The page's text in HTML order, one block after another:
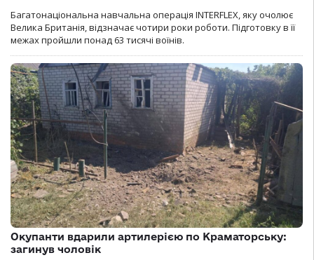
Багатонаціональна навчальна операція INTERFLEX, яку очолює
Велика Британія, відзначає чотири роки роботи. Підготовку в її
межах пройшли понад 63 тисячі воїнів.
Окупанти вдарили артилерією по Краматорську:
загинув чоловік